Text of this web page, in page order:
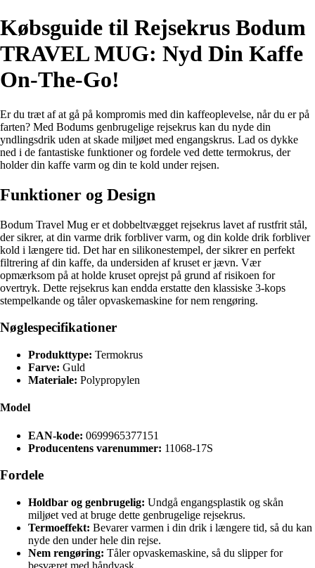
Købsguide til Rejsekrus Bodum
TRAVEL MUG: Nyd Din Kaffe
On-The-Go!
Er du træt af at gå på kompromis med din kaffeoplevelse, når du er på
farten? Med Bodums genbrugelige rejsekrus kan du nyde din
yndlingsdrik uden at skade miljøet med engangskrus. Lad os dykke
ned i de fantastiske funktioner og fordele ved dette termokrus, der
holder din kaffe varm og din te kold under rejsen.
Funktioner og Design
Bodum Travel Mug er et dobbeltvægget rejsekrus lavet af rustfrit stål,
der sikrer, at din varme drik forbliver varm, og din kolde drik forbliver
kold i længere tid. Det har en silikonestempel, der sikrer en perfekt
filtrering af din kaffe, da undersiden af kruset er jævn. Vær
opmærksom på at holde kruset oprejst på grund af risikoen for
overtryk. Dette rejsekrus kan endda erstatte den klassiske 3-kops
stempelkande og tåler opvaskemaskine for nem rengøring.
Nøglespecifikationer
Produkttype: Termokrus
Farve: Guld
Materiale: Polypropylen
Model
EAN-kode: 0699965377151
Producentens varenummer: 11068-17S
Fordele
Holdbar og genbrugelig: Undgå engangsplastik og skån
miljøet ved at bruge dette genbrugelige rejsekrus.
Termoeffekt: Bevarer varmen i din drik i længere tid, så du kan
nyde den under hele din rejse.
Nem rengøring: Tåler opvaskemaskine, så du slipper for
besværet med håndvask.